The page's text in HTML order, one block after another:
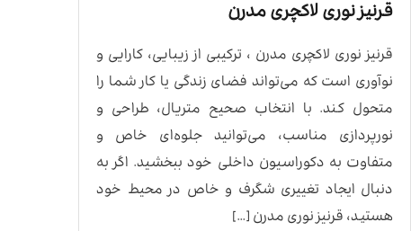
قرنیز نوری لاکچری مدرن
قرنیز نوری لاکچری مدرن ، ترکیبی از زیبایی، کارایی و
نوآوری است که می‌تواند فضای زندگی یا کار شما را
متحول کند. با انتخاب صحیح متریال، طراحی و
نورپردازی مناسب، می‌توانید جلوه‌ای خاص و
متفاوت به دکوراسیون داخلی خود ببخشید. اگر به
دنبال ایجاد تغییری شگرف و خاص در محیط خود
هستید، قرنیز نوری مدرن […]